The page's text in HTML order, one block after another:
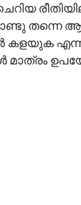
തന്നെ
കളയുക